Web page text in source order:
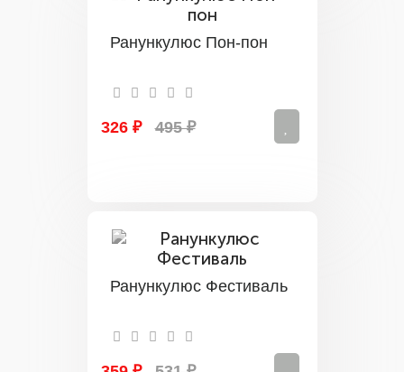
Ранункулюс Пон-пон
326 ₽ 495 ₽
Ранункулюс Фестиваль